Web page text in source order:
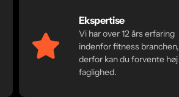
Ekspertise
Vi har over 12 års erfaring
indenfor fitness branchen,
derfor kan du forvente høj
faglighed.